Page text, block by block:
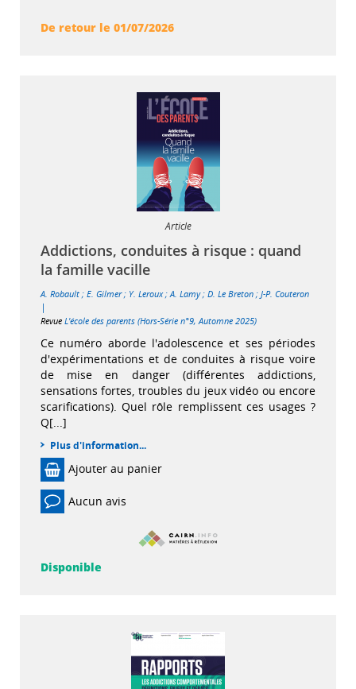
De retour le 01/07/2026
Article
Addictions, conduites à risque : quand
la famille vacille
A. Robault ; E. Gilmer; Y. Leroux;A. Lamy; D. Le Breton ; J-P. Couteron
|
Revue L'école des parents (Hors-Série n°9, Automne 2025)
Ce numéro aborde l'adolescence et ses périodes
d'expérimentations et de conduites à risque voire
de mise en danger (différentes addictions,
sensations fortes, troubles du jeux vidéo ou encore
scarifications). Quel rôle remplissent ces usages ?
Q[...]
Plus d'information...
Ajouter au panier
Aucun avis
Disponible